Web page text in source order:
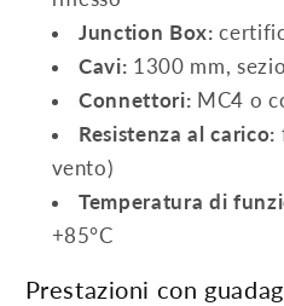
Junction Box:
Cavi: 1300 mm,
Connettori: MC4 o
Resistenza al carico:
vento)
Temperatura di
+85°C
Prestazioni con